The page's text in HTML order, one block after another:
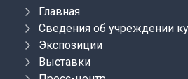
Главная
Сведения об учреждении
Экспозиции
Выставки